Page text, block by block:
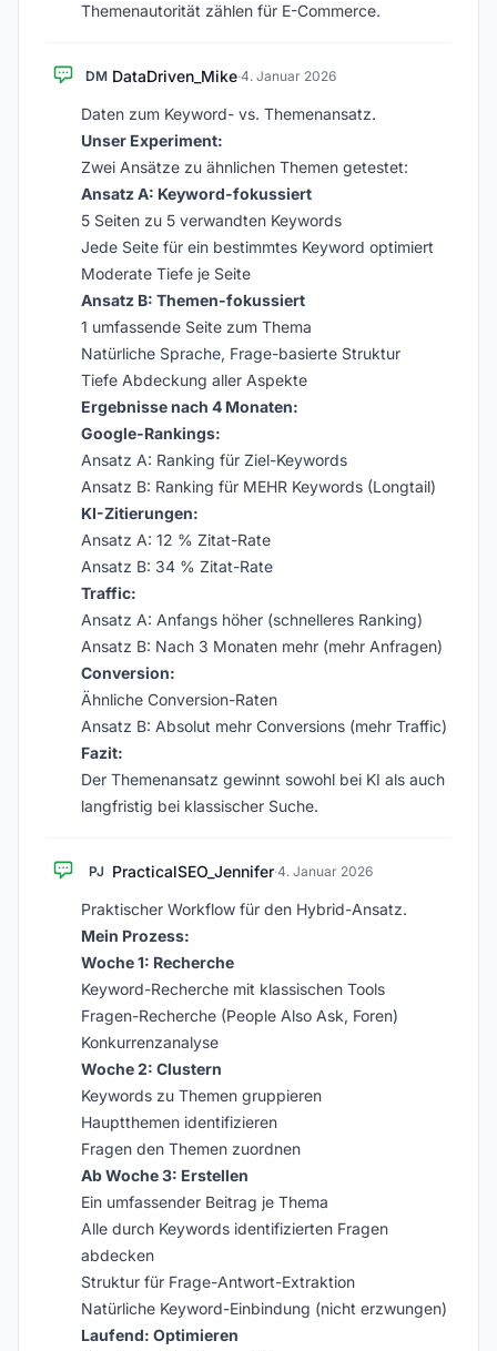
Themenautorität zählen für E-Commerce.
DM DataDriven_Mike·4. Januar 2026
Daten zum Keyword- vs. Themenansatz.
Unser Experiment:
Zwei Ansätze zu ähnlichen Themen getestet:
Ansatz A: Keyword-fokussiert
5 Seiten zu 5 verwandten Keywords
Jede Seite für ein bestimmtes Keyword optimiert
Moderate Tiefe je Seite
Ansatz B: Themen-fokussiert
1 umfassende Seite zum Thema
Natürliche Sprache, Frage-basierte Struktur
Tiefe Abdeckung aller Aspekte
Ergebnisse nach 4 Monaten:
Google-Rankings:
Ansatz A: Ranking für Ziel-Keywords
Ansatz B: Ranking für MEHR Keywords (Longtail)
KI-Zitierungen:
Ansatz A: 12 % Zitat-Rate
Ansatz B: 34 % Zitat-Rate
Traffic:
Ansatz A: Anfangs höher (schnelleres Ranking)
Ansatz B: Nach 3 Monaten mehr (mehr Anfragen)
Conversion:
Ähnliche Conversion-Raten
Ansatz B: Absolut mehr Conversions (mehr Traffic)
Fazit:
Der Themenansatz gewinnt sowohl bei KI als auch
langfristig bei klassischer Suche.
PJ PracticalSEO_Jennifer·4. Januar 2026
Praktischer Workflow für den Hybrid-Ansatz.
Mein Prozess:
Woche 1: Recherche
Keyword-Recherche mit klassischen Tools
Fragen-Recherche (People Also Ask, Foren)
Konkurrenzanalyse
Woche 2: Clustern
Keywords zu Themen gruppieren
Hauptthemen identifizieren
Fragen den Themen zuordnen
Ab Woche 3: Erstellen
Ein umfassender Beitrag je Thema
Alle durch Keywords identifizierten Fragen
abdecken
Struktur für Frage-Antwort-Extraktion
Natürliche Keyword-Einbindung (nicht erzwungen)
Laufend: Optimieren